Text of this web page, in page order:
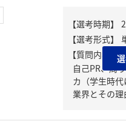
【質問内容・
自己PR、周
カ（学生時
業界とその